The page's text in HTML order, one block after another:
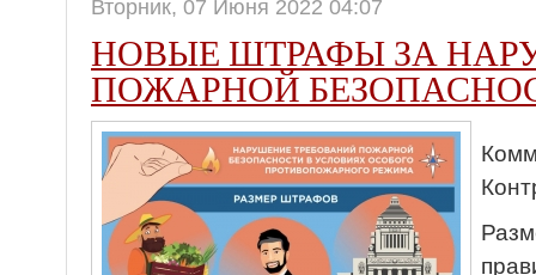
Вторник, 07 Июня 2022 04:07
НОВЫЕ ШТРАФЫ ЗА
ПОЖАРНОЙ